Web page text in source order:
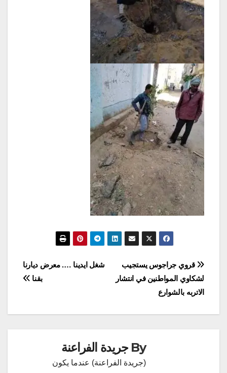
تصفّح
المقالات
شغل ايدينا …. معرض ديارنا
بقنا
قروي جراجوس يستجيب
لشكاوي المواطنين في انتشار
الاتربه بالشوارع
By جريدة الفراعنة
(جريدة الفراعنة) عندما يكون